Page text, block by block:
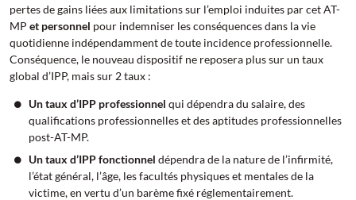
pertes de gains liées aux limitations sur l’emploi induites par cet AT-
MP et personnel pour indemniser les conséquences dans la vie
quotidienne indépendamment de toute incidence professionnelle.
Conséquence, le nouveau dispositif ne reposera plus sur un taux
global d’IPP, mais sur 2 taux :
Un taux d’IPP professionnel qui dépendra du salaire, des
qualifications professionnelles et des aptitudes professionnelles
post-AT-MP.
Un taux d’IPP fonctionnel dépendra de la nature de l’infirmité,
l’état général, l’âge, les facultés physiques et mentales de la
victime, en vertu d’un barème fixé réglementairement.